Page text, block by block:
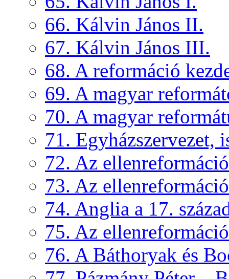
66. Kálvin János II.
67. Kálvin János III.
68. A reformáció
69. A magyar
70. A magyar
71. Egyházszervezet,
72. Az ellenreformáció
73. Az
74. Anglia a 17.
75. Az
76. A Báthoryak és